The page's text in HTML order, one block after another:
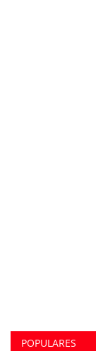
POPULARES